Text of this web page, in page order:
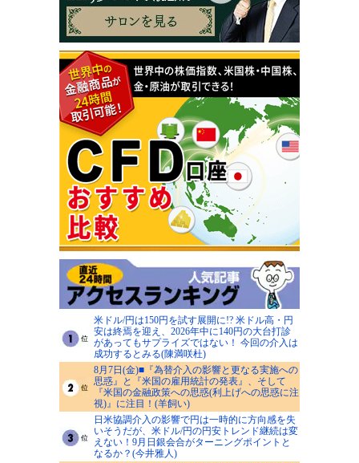
米ドル/円は150円を試す展開に!? 米ドル高・円
安は終焉を迎え、2026年中に140円の大台打診
があってもサプライズではない！ 今回の介入は
成功するとみる(陳満咲杜)
8月7日(金)■『為替介入の影響と更なる実施への
思惑』と『米国の雇用統計の発表』、そして
『米国の金融政策への思惑(利上げへの思惑に注
視)』に注目！(羊飼い)
日米協調介入の影響で円は一時的に方向感を失
いそうだが、米ドル/円の円安トレンド継続は変
えない！9月日銀会合がターニングポイントと
なるか？(今井雅人)